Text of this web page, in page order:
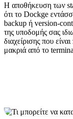
Η αποθήκευση των
ότι το Dockge
backup ή version-
της υποδομής σας
διαχείρισης που
μακριά από το